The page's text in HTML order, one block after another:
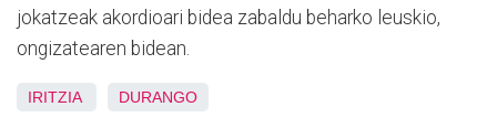
jokatzeak akordioari bidea zabaldu beharko leuskio,
ongizatearen bidean.
IRITZIA DURANGO